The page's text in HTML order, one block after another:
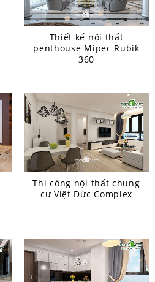
Thiết kế nội thất
penthouse Mipec Rubik
360
Thi công nội thất chung
cư Việt Đức Complex